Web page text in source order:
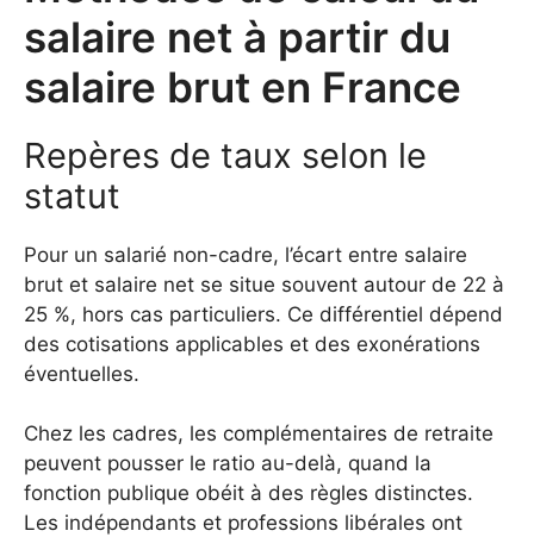
salaire net à partir du
salaire brut en France
Repères de taux selon le
statut
Pour un salarié non-cadre, l’écart entre salaire
brut et salaire net se situe souvent autour de 22 à
25 %, hors cas particuliers. Ce différentiel dépend
des cotisations applicables et des exonérations
éventuelles.
Chez les cadres, les complémentaires de retraite
peuvent pousser le ratio au-delà, quand la
fonction publique obéit à des règles distinctes.
Les indépendants et professions libérales ont